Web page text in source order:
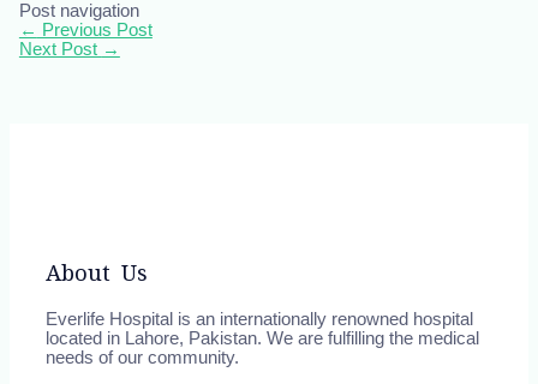
Post navigation
← Previous Post
Next Post →
About Us
Everlife Hospital is an internationally renowned hospital
located in Lahore, Pakistan. We are fulfilling the medical
needs of our community.